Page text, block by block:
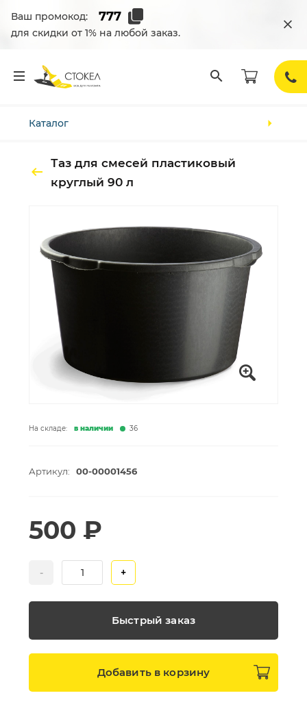
Ваш промокод:
для скидки от 1% на любой заказ.
Каталог
Таз для смесей пластиковый
круглый 90 л
На складе: в наличии 36
Артикул: 00-00001456
- +
500 ₽
Быстрый заказ
Добавить в корзину